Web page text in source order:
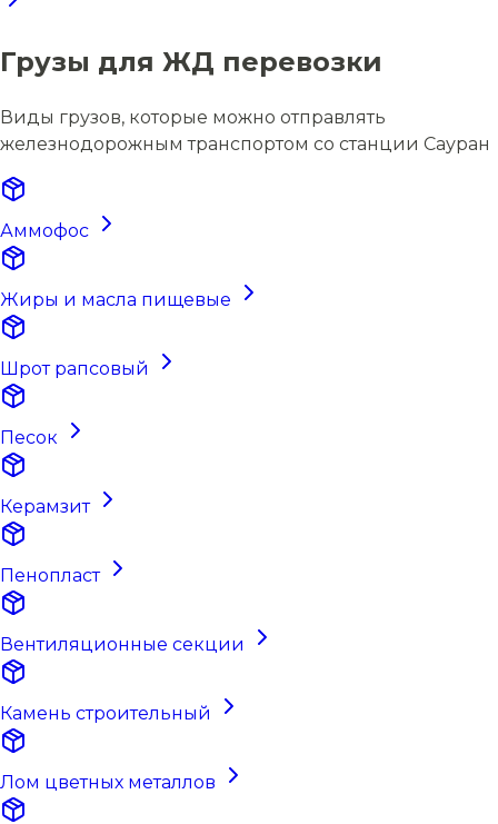
Грузы для ЖД перевозки
Виды грузов, которые можно отправлять
железнодорожным транспортом со станции Сауран
Аммофос
Жиры и масла пищевые
Шрот рапсовый
Песок
Керамзит
Пенопласт
Вентиляционные секции
Камень строительный
Лом цветных металлов